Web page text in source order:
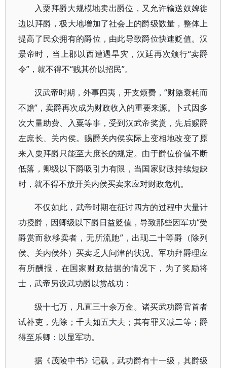
入粟拜爵大规模地卖出爵位，又允许输送奴婢徙
边以拜爵，极大地增加了社会上的爵级数量，整体上
提高了民众拥有的爵位，由此导致爵位快速贬值。汉
景帝时，当上郡以西遭遇旱灾，汉廷再次颁行“卖爵
令”，就不得不“贱其价以招民”。
汉武帝时期，外事四夷，开支烦费，“财赂衰耗而
不赡”，卖爵再次成为财政收入的重要来源。卜式因多
次大量助费、入粟等事，受到汉武帝奖赏，先后赐爵
左庶长、关内侯。赐爵关内侯实际上变相地改变了原
来入粟拜爵只能至大庶长的规定。由于爵位价值不断
低落，卿级以下爵吸引力有限，当国家财政持续短缺
时，就不得不放开关内侯买卖来应对财政危机。
不仅如此，武帝时期在征讨四方的过程中大量计
功授爵，因卿级以下爵日益贬值，导致那些因军功“受
爵赏而欲移卖者，无所流貤”，出现二十等爵（除列
侯、关内侯外）买卖乏人问津的状况。军功拜爵理应
有所酬报，在国家财政拮据的情况下，为了奖励将
士，武帝另设武功爵以赏战功：
级十七万，凡直三十余万金。诸买武功爵官首者
试补吏，先除；千夫如五大夫；其有罪又减二等；爵
得至乐卿：以显军功。
据《茂陵中书》记载，武功爵有十一级，其爵级